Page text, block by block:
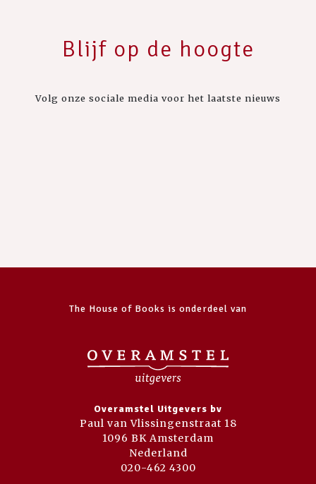
Blijf op de hoogte
Volg onze sociale media voor het laatste nieuws
The House of Books is onderdeel van
Overamstel Uitgevers bv
Paul van Vlissingenstraat 18
1096 BK Amsterdam
Nederland
020-462 4300